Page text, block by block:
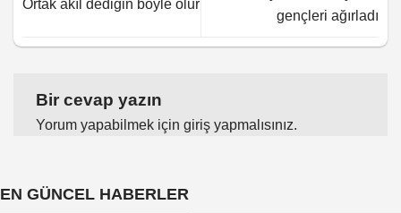
Ortak akıl dediğin böyle olur
gençleri ağırladı
Bir cevap yazın
Yorum yapabilmek için giriş yapmalısınız.
EN GÜNCEL HABERLER